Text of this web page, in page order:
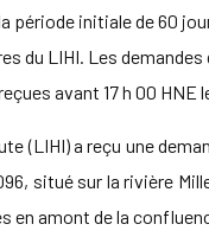
initiale de 60
du LIHI. Les
avant 17 h 00 HNE
(LIHI) a reçu une
situé sur la rivière
en amont de la